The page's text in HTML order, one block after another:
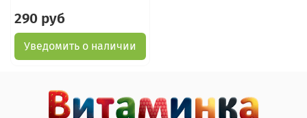
290 руб
Уведомить о наличии